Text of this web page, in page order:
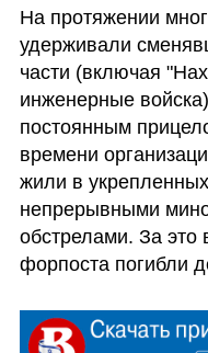
На протяжении
удерживали
части (включая
инженерные
постоянным
времени
жили в
непрерывными
обстрелами. За это
форпоста погибли